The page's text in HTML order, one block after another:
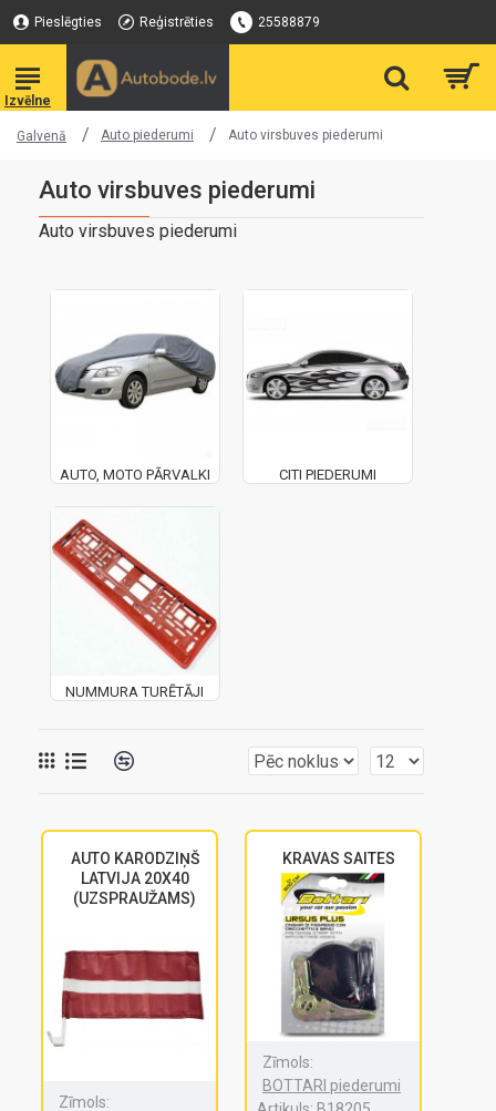
Pieslēgties Reģistrēties 25588879
Galvenā Auto piederumi Auto virsbuves piederumi
Auto virsbuves piederumi
Auto virsbuves piederumi
AUTO, MOTO PĀRVALKI CITI PIEDERUMI
NUMMURA TURĒTĀJI
AUTO KARODZIŅŠ
LATVIJA 20X40
(UZSPRAUŽAMS)
Zīmols:
KRAVAS SAITES
Zīmols:
BOTTARI piederumi